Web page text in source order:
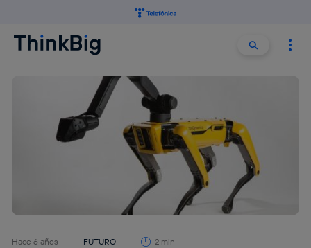
Buscar
Hace 6 años FUTURO 2 min